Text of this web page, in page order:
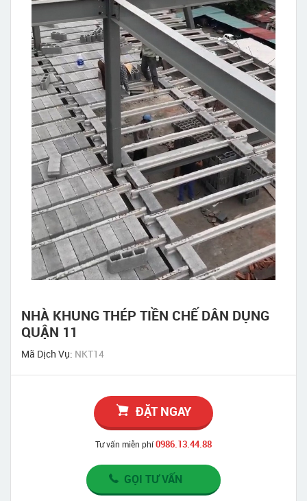
NHÀ KHUNG THÉP TIỀN CHẾ DÂN DỤNG
QUẬN 11
Mã Dịch Vụ: NKT14
ĐẶT NGAY
Tư vấn miễn phí0986.13.44.88
GỌI TƯ VẤN